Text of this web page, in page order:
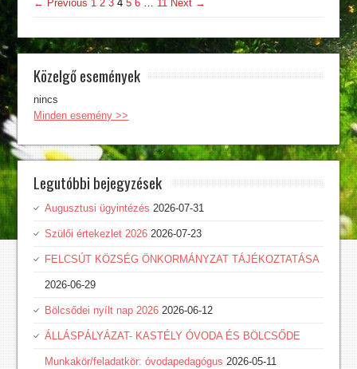
← Previous 1 2 3 4 5 6 … 11 Next →
Közelgő események
nincs
Minden esemény >>
Legutóbbi bejegyzések
Augusztusi ügyintézés 2026-07-31
Szülői értekezlet 2026 2026-07-23
FELCSÚT KÖZSÉG ÖNKORMÁNYZAT TÁJÉKOZTATÁSA
2026-06-29
Bölcsődei nyílt nap 2026 2026-06-12
ÁLLÁSPÁLYÁZAT- KASTÉLY ÓVODA ÉS BÖLCSŐDE
Munkakör/feladatkör: óvodapedagógus 2026-05-11